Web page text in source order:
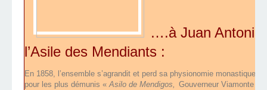
….à Juan Antonio
l’Asile des Mendiants :
En 1858, l’ensemble s’agrandit et perd sa physionomie monastique,
pour les plus démunis «Asilo de Mendigos, Gouverneur Viamonte »